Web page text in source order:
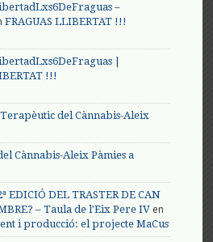
–
FRAGUAS LLIBERTAT !!!
|
!!!
Terapèutic del Cànnabis-Aleix
Cànnabis-Aleix Pàmies a
EDICIÓ DEL TRASTER DE CAN
– Taula de l'Eix Pere IV en
i producció: el projecte MaCus